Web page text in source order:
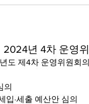
년 4차 운영
도 제4차 운영위원회
의
입·세출 예산안 심의